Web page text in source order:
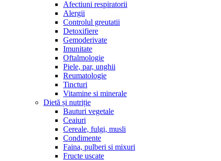
Afectiuni respiratorii
Alergii
Controlul greutatii
Detoxifiere
Gemoderivate
Imunitate
Oftalmologie
Piele, par, unghii
Reumatologie
Tincturi
Vitamine si minerale
Dietă și nutriție
Bauturi vegetale
Ceaiuri
Cereale, fulgi, musli
Condimente
Faina, pulberi si mixuri
Fructe uscate